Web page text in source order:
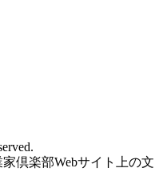
倶楽部Webサイト上の文